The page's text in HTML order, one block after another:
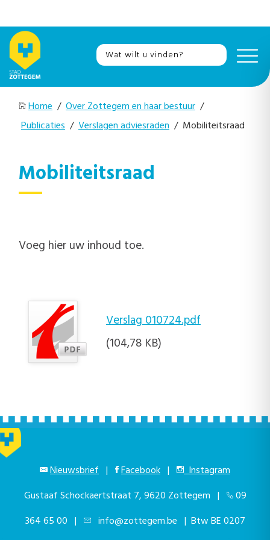
Home / Over Zottegem en haar bestuur /
Publicaties / Verslagen adviesraden / Mobiliteitsraad
Mobiliteitsraad
Voeg hier uw inhoud toe.
Verslag 010724.pdf
(104,78 KB)
Nieuwsbrief | Facebook |
Instagram
Gustaaf Schockaertstraat 7, 9620 Zottegem |
09
364 65 00 | info@zottegem.be | Btw BE 0207